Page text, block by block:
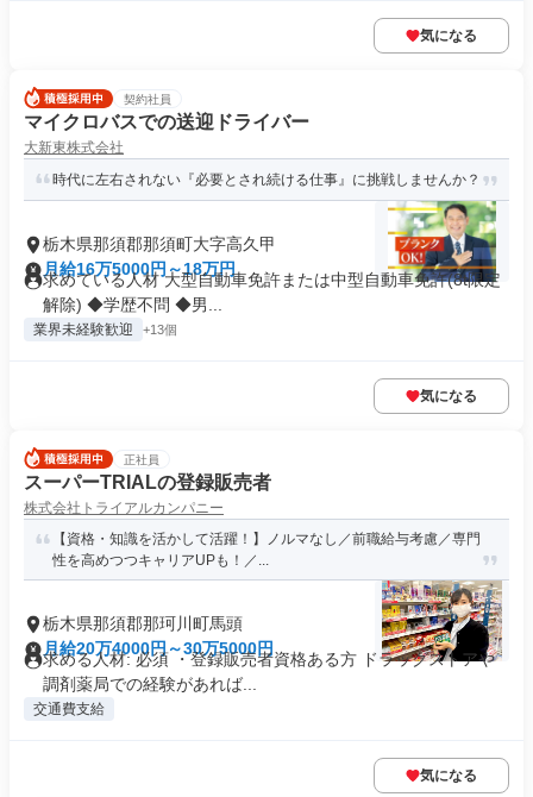
気になる
契約社員
マイクロバスでの送迎ドライバー
大新東株式会社
時代に左右されない『必要とされ続ける仕事』に挑戦しませんか？
栃木県那須郡那須町大字高久甲
月給16万5000円～18万円
求めている人材 大型自動車免許または中型自動車免許(8t限定
解除) ◆学歴不問 ◆男...
業界未経験歓迎 +13個
気になる
正社員
スーパーTRIALの登録販売者
株式会社トライアルカンパニー
【資格・知識を活かして活躍！】ノルマなし／前職給与考慮／専⾨
性を⾼めつつキャリアUPも！／...
栃木県那須郡那珂川町馬頭
月給20万4000円～30万5000円
求める人材: 必須 ・登録販売者資格ある方 ドラッグストアや
調剤薬局での経験があれば...
交通費支給
気になる